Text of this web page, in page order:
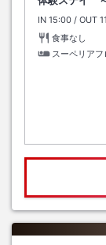
IN チェックイン
15:00 / OUT
食事なし
スーペリア